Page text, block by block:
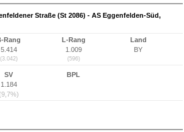
Straße (St 2086) - AS Eggenfelden-Süd,
Rang
5.414
(3.042)
L-Rang
1.009
(596)
Land
BY
SV
1.184
(9,7%)
BPL